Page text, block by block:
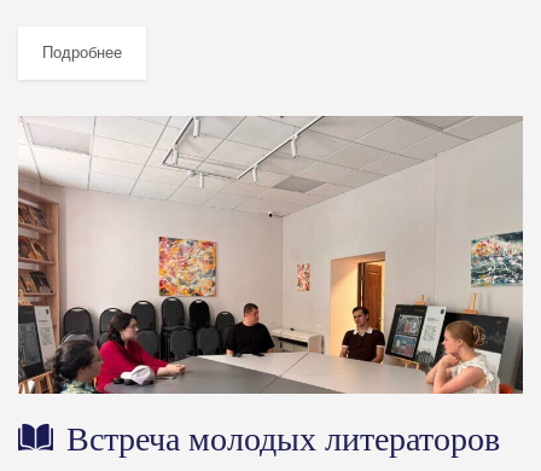
разбор и творческое...
Подробнее
Встреча молодых литераторов